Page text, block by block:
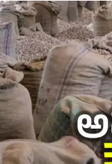
p
p
o
k